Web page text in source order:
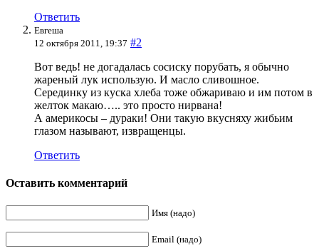
Ответить
Евгеша
12 октября 2011, 19:37 #2
Вот ведь! не догадалась сосиску порубать, я обычно
жареный лук использую. И масло сливошное.
Серединку из куска хлеба тоже обжариваю и им потом в
желток макаю….. это просто нирвана!
А америкосы – дураки! Они такую вкусняху жибьим
глазом называют, извращенцы.
Ответить
Оставить комментарий
Имя (надо)
Email (надо)